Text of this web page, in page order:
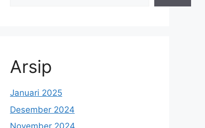
Arsip
Januari 2025
Desember 2024
November 2024